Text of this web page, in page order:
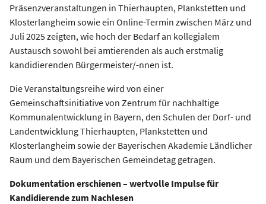
Präsenzveranstaltungen in Thierhaupten, Plankstetten und
Klosterlangheim sowie ein Online-Termin zwischen März und
Juli 2025 zeigten, wie hoch der Bedarf an kollegialem
Austausch sowohl bei amtierenden als auch erstmalig
kandidierenden Bürgermeister/-nnen ist.
Die Veranstaltungsreihe wird von einer
Gemeinschaftsinitiative von Zentrum für nachhaltige
Kommunalentwicklung in Bayern, den Schulen der Dorf- und
Landentwicklung Thierhaupten, Plankstetten und
Klosterlangheim sowie der Bayerischen Akademie Ländlicher
Raum und dem Bayerischen Gemeindetag getragen.
Dokumentation erschienen – wertvolle Impulse für
Kandidierende zum Nachlesen